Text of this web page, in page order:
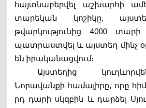
հայտնաբերվել աշխարհի
տարեկան կոշիկը,
թվարկությունից 4000
պատրաստվել և այստեղ մինչ
են իրականացվում։
Այստեղից
Նորավանքի համալիրը, որը
րդ դարի սկզբին և դարձել